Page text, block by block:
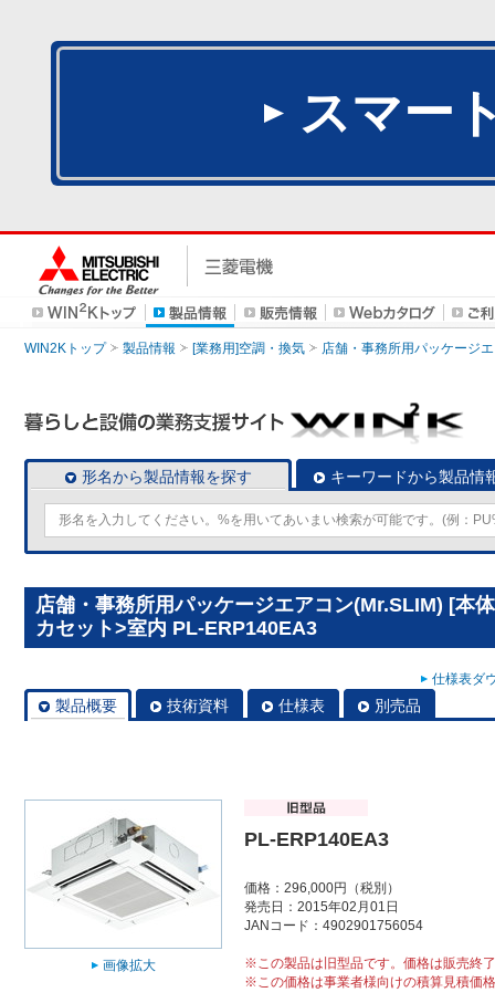
スマー
WIN2Kトップ 製品情報 [業務用]空調・換気 店舗・事務所用パッケージ
形名から製品情報を探す キーワードから製品情
店舗・事務所用パッケージエアコン(Mr.SLIM) [本
カセット>室内 PL-ERP140EA3
仕様表ダ
製品概要 技術資料 仕様表 別売品
画像拡大
PL-ERP140EA3
価格：296,000円（税別）
発売日：2015年02月01日
JANコード：4902901756054
※この製品は旧型品です。価格は販売終
※この価格は事業者様向けの積算見積価